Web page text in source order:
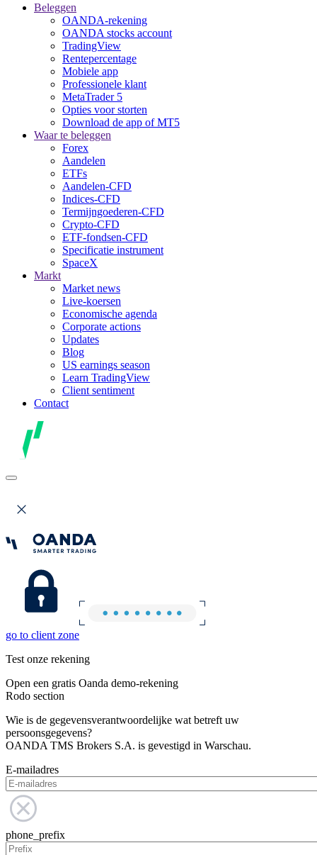
Beleggen
OANDA-rekening
OANDA stocks account
TradingView
Rentepercentage
Mobiele app
Professionele klant
MetaTrader 5
Opties voor storten
Download de app of MT5
Waar te beleggen
Forex
Aandelen
ETFs
Aandelen-CFD
Indices-CFD
Termijngoederen-CFD
Crypto-CFD
ETF-fondsen-CFD
Specificatie instrument
SpaceX
Markt
Market news
Live-koersen
Economische agenda
Corporate actions
Updates
Blog
US earnings season
Learn TradingView
Client sentiment
Contact
go to client zone
Test onze rekening
Open een gratis Oanda demo-rekening
Rodo section
Wie is de gegevensverantwoordelijke wat betreft uw
persoonsgegevens?
OANDA TMS Brokers S.A. is gevestigd in Warschau.
E-mailadres
phone_prefix